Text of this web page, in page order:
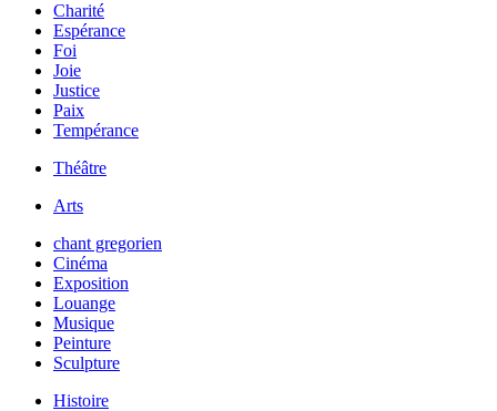
Charité
Espérance
Foi
Joie
Justice
Paix
Tempérance
Théâtre
Arts
chant gregorien
Cinéma
Exposition
Louange
Musique
Peinture
Sculpture
Histoire